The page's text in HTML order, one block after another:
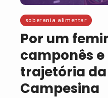
soberania alimentar
Por um
camponês
trajetória da
Campesina